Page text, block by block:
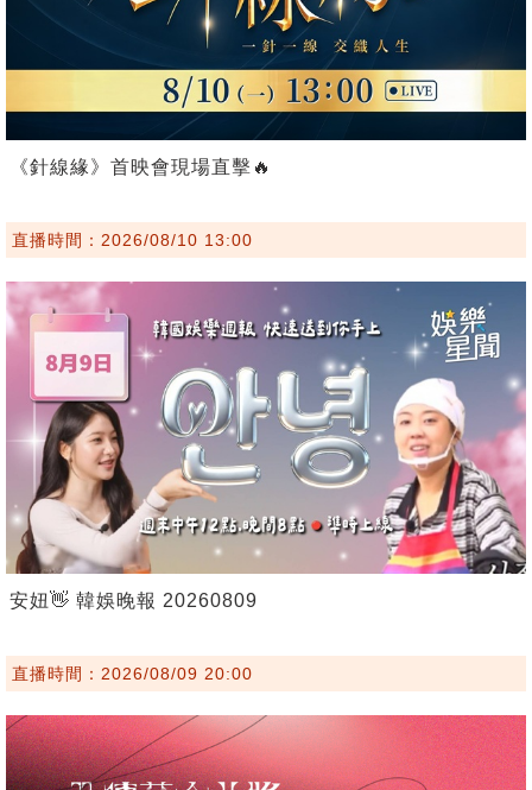
《針線緣》首映會現場直擊🔥
直播時間：2026/08/10 13:00
安妞👋 韓娛晚報 20260809
直播時間：2026/08/09 20:00